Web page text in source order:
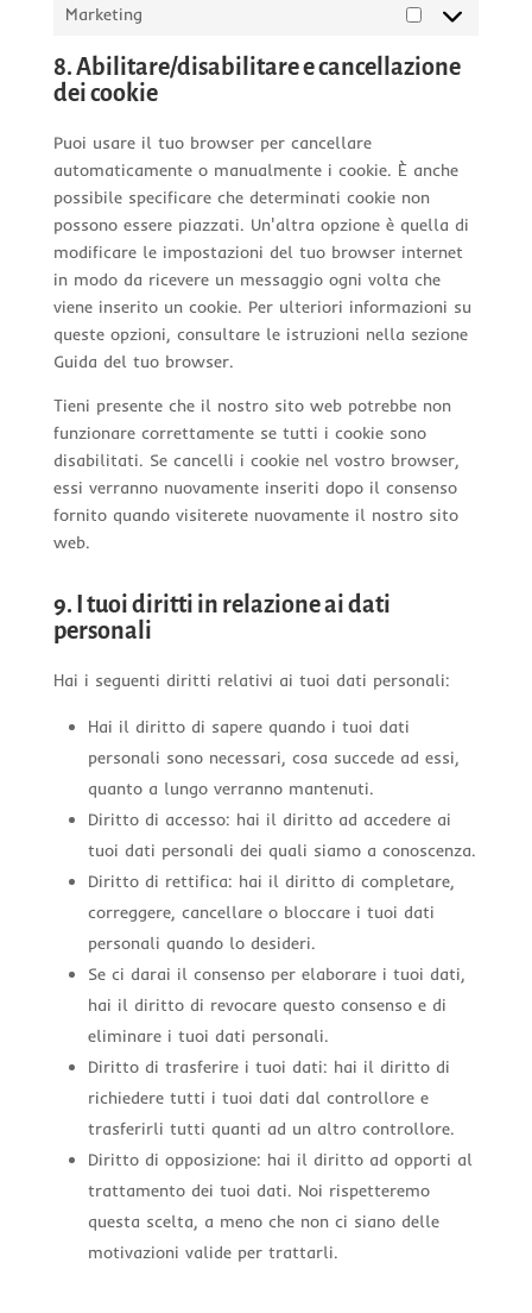
Marketing
Marketing
8. Abilitare/disabilitare e cancellazione
dei cookie
Puoi usare il tuo browser per cancellare
automaticamente o manualmente i cookie. È anche
possibile specificare che determinati cookie non
possono essere piazzati. Un'altra opzione è quella di
modificare le impostazioni del tuo browser internet
in modo da ricevere un messaggio ogni volta che
viene inserito un cookie. Per ulteriori informazioni su
queste opzioni, consultare le istruzioni nella sezione
Guida del tuo browser.
Tieni presente che il nostro sito web potrebbe non
funzionare correttamente se tutti i cookie sono
disabilitati. Se cancelli i cookie nel vostro browser,
essi verranno nuovamente inseriti dopo il consenso
fornito quando visiterete nuovamente il nostro sito
web.
9. I tuoi diritti in relazione ai dati
personali
Hai i seguenti diritti relativi ai tuoi dati personali:
Hai il diritto di sapere quando i tuoi dati
personali sono necessari, cosa succede ad essi,
quanto a lungo verranno mantenuti.
Diritto di accesso: hai il diritto ad accedere ai
tuoi dati personali dei quali siamo a conoscenza.
Diritto di rettifica: hai il diritto di completare,
correggere, cancellare o bloccare i tuoi dati
personali quando lo desideri.
Se ci darai il consenso per elaborare i tuoi dati,
hai il diritto di revocare questo consenso e di
eliminare i tuoi dati personali.
Diritto di trasferire i tuoi dati: hai il diritto di
richiedere tutti i tuoi dati dal controllore e
trasferirli tutti quanti ad un altro controllore.
Diritto di opposizione: hai il diritto ad opporti al
trattamento dei tuoi dati. Noi rispetteremo
questa scelta, a meno che non ci siano delle
motivazioni valide per trattarli.